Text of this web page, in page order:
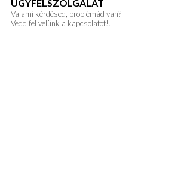
ÜGYFÉLSZOLGÁLAT
Valami kérdésed, problémád van?
Vedd fel velünk a kapcsolatot!.